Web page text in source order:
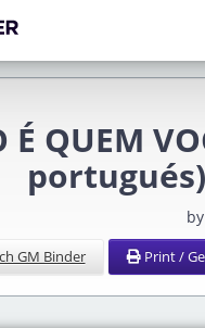
É QUEM
GM Binder Print /